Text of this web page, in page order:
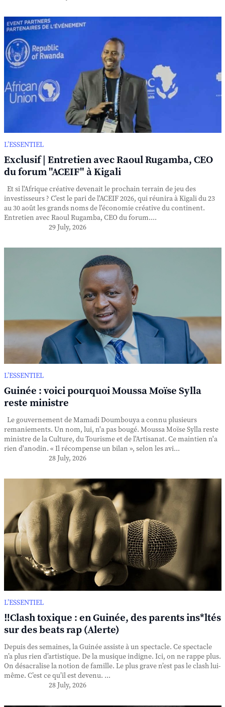
L’ESSENTIEL
Exclusif | Entretien avec Raoul Rugamba, CEO
du forum "ACEIF" à Kigali
Et si l'Afrique créative devenait le prochain terrain de jeu des
investisseurs ? C'est le pari de l'ACEIF 2026, qui réunira à Kigali du 23
au 30 août les grands noms de l'économie créative du continent.
Entretien avec Raoul Rugamba, CEO du forum....
29 July, 2026
L’ESSENTIEL
Guinée : voici pourquoi Moussa Moïse Sylla
reste ministre
Le gouvernement de Mamadi Doumbouya a connu plusieurs
remaniements. Un nom, lui, n'a pas bougé. Moussa Moïse Sylla reste
ministre de la Culture, du Tourisme et de l'Artisanat. Ce maintien n'a
rien d'anodin. « Il récompense un bilan », selon les avi...
28 July, 2026
L’ESSENTIEL
‼️Clash toxique : en Guinée, des parents ins*ltés
sur des beats rap (Alerte)
Depuis des semaines, la Guinée assiste à un spectacle. Ce spectacle
n’a plus rien d’artistique. De la musique indigne. Ici, on ne rappe plus.
On désacralise la notion de famille. Le plus grave n’est pas le clash lui-
même. C’est ce qu’il est devenu. ...
28 July, 2026